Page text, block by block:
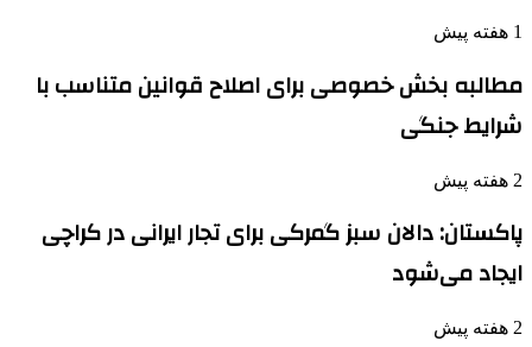
1 هفته پیش
مطالبه بخش خصوصی برای اصلاح قوانین متناسب با
شرایط جنگی
2 هفته پیش
پاکستان: دالان سبز گمرکی برای تجار ایرانی در کراچی
ایجاد می‌شود
2 هفته پیش